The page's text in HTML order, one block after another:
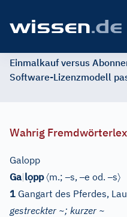
Einmalkauf versus
Software-Lizenzmodell
Wahrig
Galopp
Ga|lọpp 〈m.;–s,–e od.–s〉
1 Gangart des Pferdes,
gestreckter ~; kurzer ~